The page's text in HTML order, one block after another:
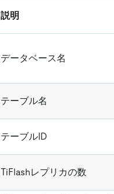
説明
データベース名
テーブル名
テーブルID
TiFlashレプリカの数